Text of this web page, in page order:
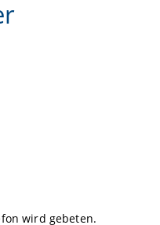
wird gebeten.